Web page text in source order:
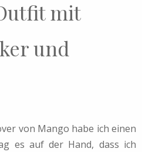
mit
und
von Mango habe ich einen
es auf der Hand, dass ich